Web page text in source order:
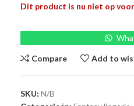
Dit product is nu niet op
Compare Add to
SKU: N/B